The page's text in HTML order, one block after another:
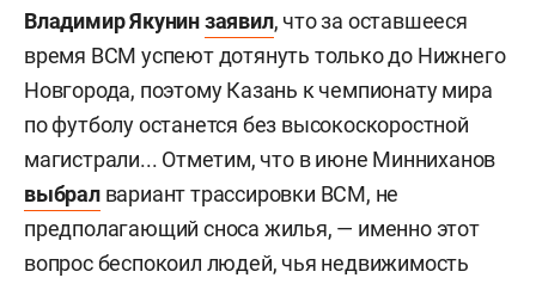
Владимир Якунинзаявил, что за оставшееся
время ВСМ успеют дотянуть только до Нижнего
Новгорода, поэтому Казань к чемпионату мира
по футболу останется без высокоскоростной
магистрали... Отметим, что в июне Минниханов
выбралвариант трассировки ВСМ, не
предполагающий сноса жилья, — именно этот
вопрос беспокоил людей, чья недвижимость